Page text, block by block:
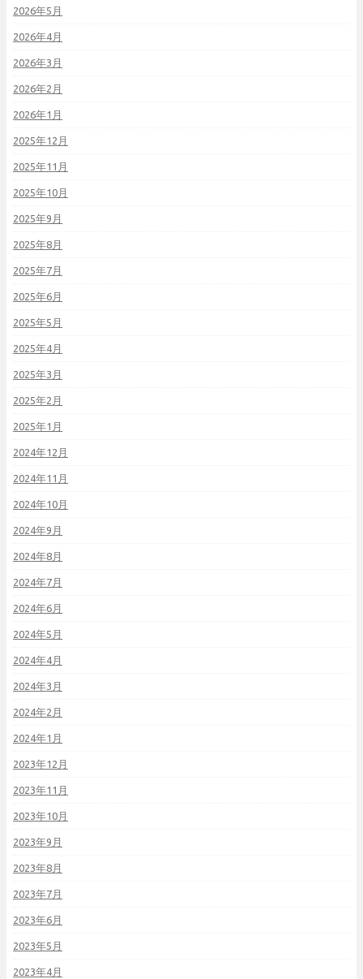
2026年5月
2026年4月
2026年3月
2026年2月
2026年1月
2025年12月
2025年11月
2025年10月
2025年9月
2025年8月
2025年7月
2025年6月
2025年5月
2025年4月
2025年3月
2025年2月
2025年1月
2024年12月
2024年11月
2024年10月
2024年9月
2024年8月
2024年7月
2024年6月
2024年5月
2024年4月
2024年3月
2024年2月
2024年1月
2023年12月
2023年11月
2023年10月
2023年9月
2023年8月
2023年7月
2023年6月
2023年5月
2023年4月